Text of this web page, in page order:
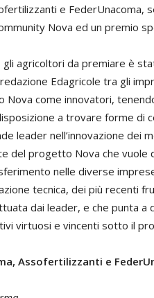
e FederUnacoma,
Nova ed un premio
agricoltori da premiare è
Edagricole tra gli
Nova come innovatori,
a trovare forme di
leader nell’innovazione dei
del progetto Nova che vuole
nelle diverse
tecnica, dei più recenti
dai leader, e che punta a
virtuosi e vincenti sotto il
Assofertilizzanti e